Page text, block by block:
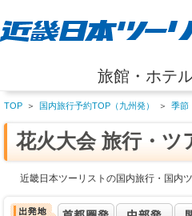
旅館・ホテ
TOP ＞ 国内旅行予約TOP（九州発） ＞ 季節
花火大会 旅行・ツ
近畿日本ツーリストの国内旅行・国内